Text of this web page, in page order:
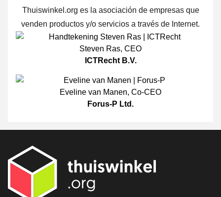
Thuiswinkel.org es la asociación de empresas que
venden productos y/o servicios a través de Internet.
Steven Ras, CEO
ICTRecht B.V.
Eveline van Manen, Co-CEO
Forus-P Ltd.